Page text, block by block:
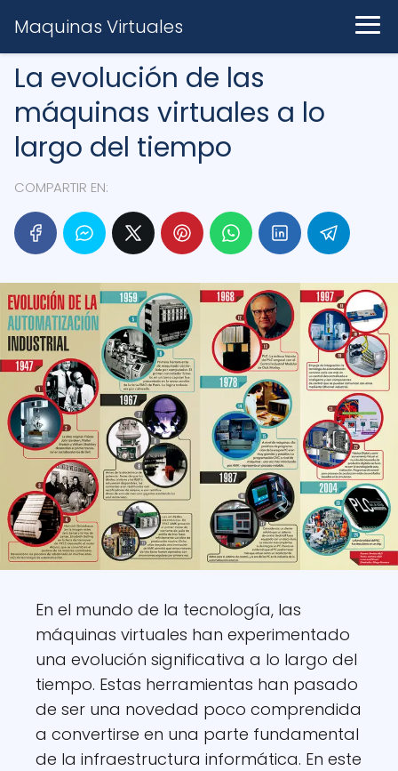
Maquinas Virtuales
La evolución de las
máquinas virtuales a lo
largo del tiempo
COMPARTIR EN:
En el mundo de la tecnología, las
máquinas virtuales han experimentado
una evolución significativa a lo largo del
tiempo. Estas herramientas han pasado
de ser una novedad poco comprendida
a convertirse en una parte fundamental
de la infraestructura informática. En este